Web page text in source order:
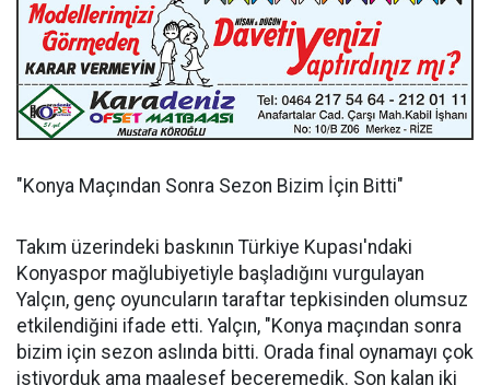
"Konya Maçından Sonra Sezon Bizim İçin Bitti"
Takım üzerindeki baskının Türkiye Kupası'ndaki
Konyaspor mağlubiyetiyle başladığını vurgulayan
Yalçın, genç oyuncuların taraftar tepkisinden olumsuz
etkilendiğini ifade etti. Yalçın, "Konya maçından sonra
bizim için sezon aslında bitti. Orada final oynamayı çok
istiyorduk ama maalesef beceremedik. Son kalan iki